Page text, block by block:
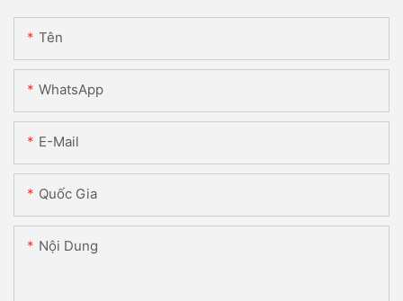
Tên
WhatsApp
E-Mail
Quốc Gia
Nội Dung